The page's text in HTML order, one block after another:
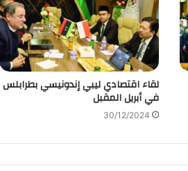
لقاء اقتصادي ليبي إندونيسي بطرابلس
في أبريل المقبل
30/12/2024